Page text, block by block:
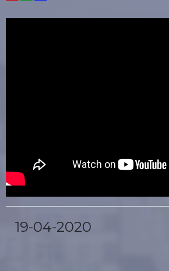
19-04-2020